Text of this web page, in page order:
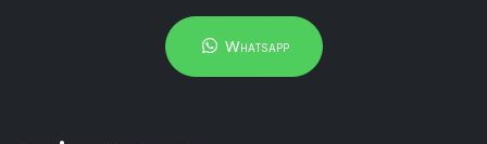
Whatsapp